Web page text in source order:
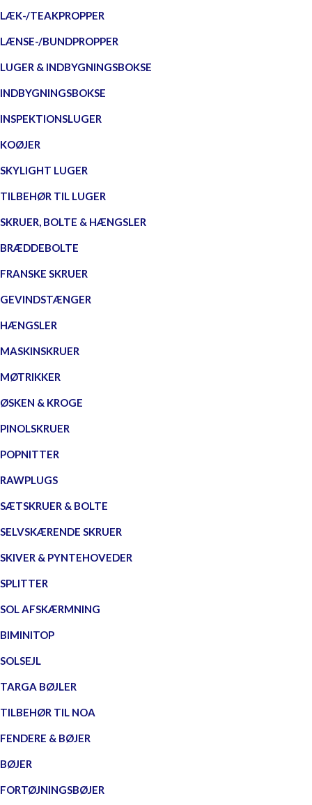
LÆK-/TEAKPROPPER
LÆNSE-/BUNDPROPPER
LUGER & INDBYGNINGSBOKSE
INDBYGNINGSBOKSE
INSPEKTIONSLUGER
KOØJER
SKYLIGHT LUGER
TILBEHØR TIL LUGER
SKRUER, BOLTE & HÆNGSLER
BRÆDDEBOLTE
FRANSKE SKRUER
GEVINDSTÆNGER
HÆNGSLER
MASKINSKRUER
MØTRIKKER
ØSKEN & KROGE
PINOLSKRUER
POPNITTER
RAWPLUGS
SÆTSKRUER & BOLTE
SELVSKÆRENDE SKRUER
SKIVER & PYNTEHOVEDER
SPLITTER
SOL AFSKÆRMNING
BIMINITOP
SOLSEJL
TARGA BØJLER
TILBEHØR TIL NOA
FENDERE & BØJER
BØJER
FORTØJNINGSBØJER